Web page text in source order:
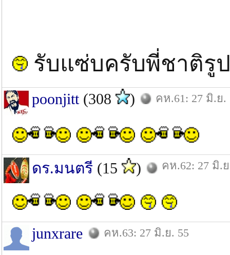
รับแซ่บครับพี่ชาติรู
poonjitt(308 ) คห.61: 27 มิ.ย.
ดร.มนตรี (15 ) คห.62: 27 มิ.
junxrare คห.63: 27 มิ.ย. 55